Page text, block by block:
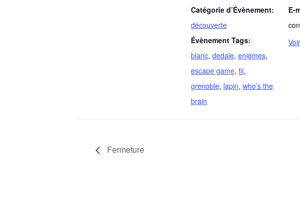
Catégorie d’Évènement:
découverte
Évènement Tags:
blanc, dedale, enigmes,
escape game, fil,
grenoble, lapin, who’s the
brain
E-
Fermeture